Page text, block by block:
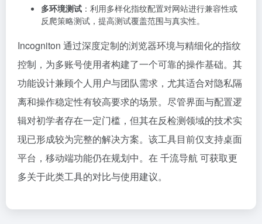
多环境测试 ：利用多样化指纹配置对网站进行兼容性或
反爬策略测试，提高测试覆盖范围与真实性。
Incogniton 通过深度定制的浏览器环境与精细化的指纹
控制，为多账号使用者构建了一个可靠的操作基础。其
功能设计兼顾个人用户与团队需求，尤其适合对隐私隔
离和操作稳定性有较高要求的场景。尽管界面与配置逻
辑对初学者存在一定门槛，但其在反检测领域的技术实
现已形成较为完整的解决方案。该工具目前仅支持桌面
平台，移动端功能仍在规划中。在 千流导航 可获取更
多关于此类工具的对比与使用建议。